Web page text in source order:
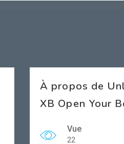
À propos de
XB Open Your
Vue
22